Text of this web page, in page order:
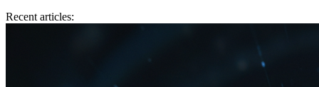
Recent articles: